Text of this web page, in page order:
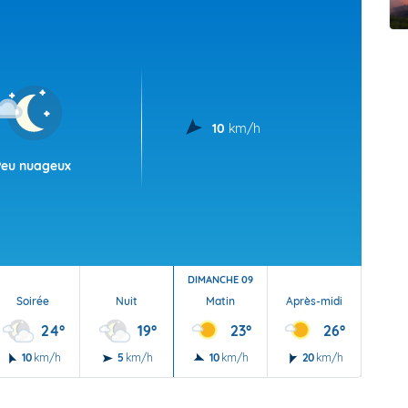
nuageux
10 km/h
Soirée
24°
10 km/h
Nuit
19°
5 km/h
DIMANCHE 09
Matin
23°
10 km/h
Après-midi
26°
20 km/h